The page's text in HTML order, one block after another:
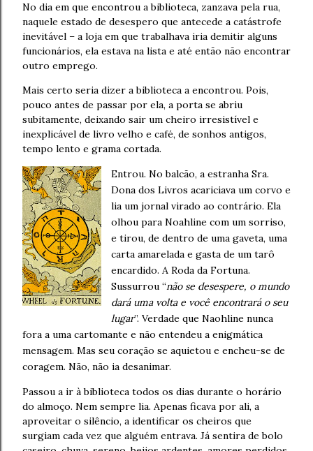
No dia em que encontrou a biblioteca, zanzava pela rua,
naquele estado de desespero que antecede a catástrofe
inevitável – a loja em que trabalhava iria demitir alguns
funcionários, ela estava na lista e até então não encontrar
outro emprego.
Mais certo seria dizer a biblioteca a encontrou. Pois,
pouco antes de passar por ela, a porta se abriu
subitamente, deixando sair um cheiro irresistível e
inexplicável de livro velho e café, de sonhos antigos,
tempo lento e grama cortada.
Entrou. No balcão, a estranha Sra.
Dona dos Livros acariciava um corvo e
lia um jornal virado ao contrário. Ela
olhou para Noahline com um sorriso,
e tirou, de dentro de uma gaveta, uma
carta amarelada e gasta de um tarô
encardido. A Roda da Fortuna.
Sussurrou “não se desespere, o mundo
dará uma volta e você encontrará o seu
lugar”. Verdade que Naohline nunca
fora a uma cartomante e não entendeu a enigmática
mensagem. Mas seu coração se aquietou e encheu-se de
coragem. Não, não ia desanimar.
Passou a ir à biblioteca todos os dias durante o horário
do almoço. Nem sempre lia. Apenas ficava por ali, a
aproveitar o silêncio, a identificar os cheiros que
surgiam cada vez que alguém entrava. Já sentira de bolo